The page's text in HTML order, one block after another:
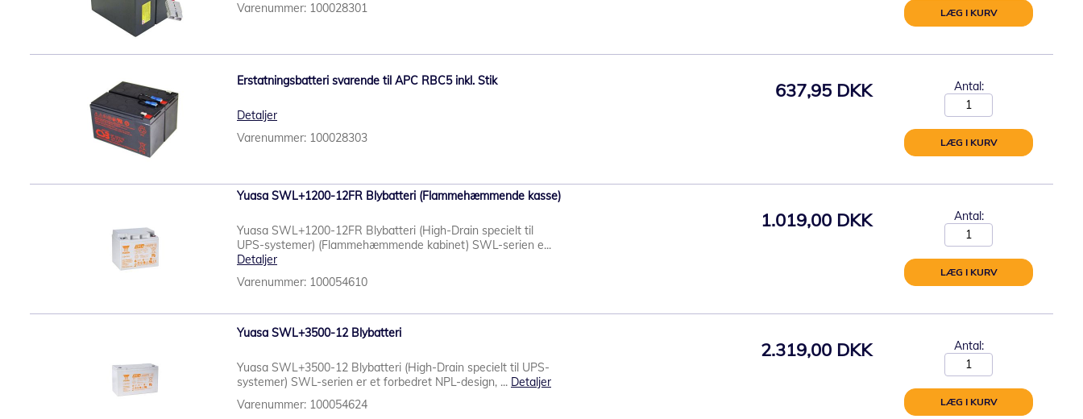
Varenummer: 100028301
LÆG I KURV
Erstatningsbatteri svarende til APC RBC5 inkl. Stik
Detaljer
Varenummer: 100028303
637,95 DKK Antal:
LÆG I KURV
Yuasa SWL+1200-12FR Blybatteri (Flammehæmmende kasse)
Yuasa SWL+1200-12FR Blybatteri (High-Drain specielt til
UPS-systemer) (Flammehæmmende kabinet) SWL-serien e...
Detaljer
Varenummer: 100054610
1.019,00 DKK Antal:
LÆG I KURV
Yuasa SWL+3500-12 Blybatteri
Yuasa SWL+3500-12 Blybatteri (High-Drain specielt til UPS-
systemer) SWL-serien er et forbedret NPL-design, ... Detaljer
Varenummer: 100054624
2.319,00 DKK Antal:
LÆG I KURV